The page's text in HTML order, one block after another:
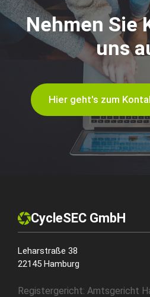
Nehmen Sie
uns
Hier geht's zum
CycleSEC GmbH
Leharstraße 38
22145 Hamburg
Registergericht: Amtsgericht